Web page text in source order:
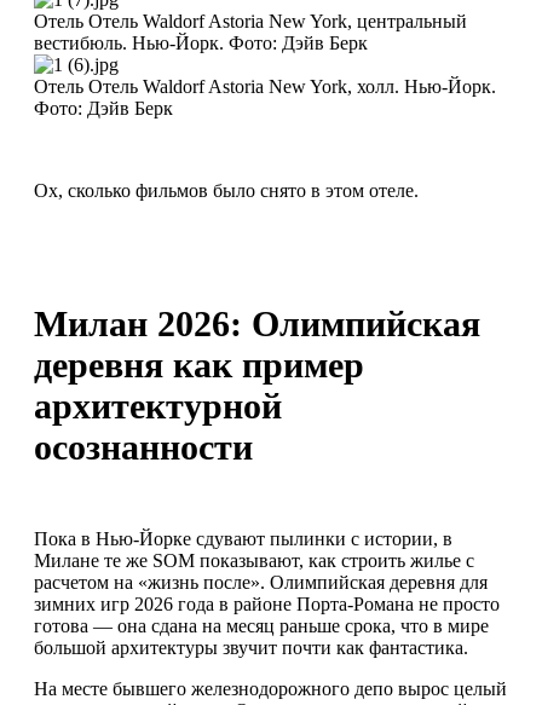
Отель Отель Waldorf Astoria New York, центральный
вестибюль. Нью-Йорк. Фото: Дэйв Берк
Отель Отель Waldorf Astoria New York, холл. Нью-Йорк.
Фото: Дэйв Берк
Ох, сколько фильмов было снято в этом отеле.
Милан 2026: Олимпийская
деревня как пример
архитектурной
осознанности
Пока в Нью-Йорке сдувают пылинки с истории, в
Милане те же SOM показывают, как строить жилье с
расчетом на «жизнь после». Олимпийская деревня для
зимних игр 2026 года в районе Порта-Романа не просто
готова — она сдана на месяц раньше срока, что в мире
большой архитектуры звучит почти как фантастика.
На месте бывшего железнодорожного депо вырос целый